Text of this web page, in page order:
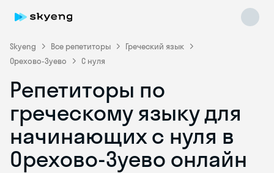
Skyeng Все репетиторы
Греческий язык
Орехово-Зуево
С нуля
Репетиторы по
греческому языку для
начинающих с нуля в
Орехово-Зуево онлайн
Skyeng Chat
online